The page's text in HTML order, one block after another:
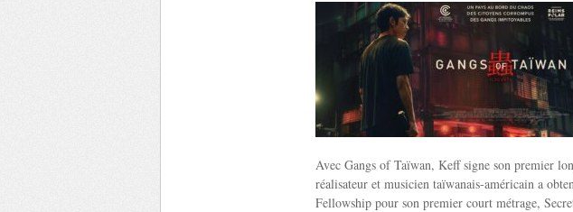
Avec Gangs of Taïwan, Keff signe son premier
réalisateur et musicien taïwanais-américain a
Fellowship pour son premier court métrage,